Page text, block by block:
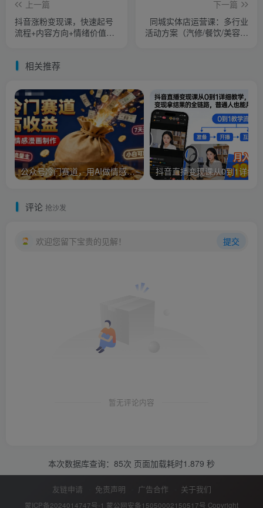
上一篇
抖音涨粉变现课，快速起号
流程+内容方向+情绪价值构
下一篇
同城实体店运营课：多行业
活动方案（汽修/餐饮/美容）
相关推荐
公众号冷门赛道，用AI做情感漫画，7天开通流量主，操作简单，小白可玩
评论 抢沙发
欢迎您留下宝贵的见解！ 提交
暂无评论内容
本次数据库查询：85次 页面加载耗时1.879 秒
友链申请 免责声明 广告合作 关于我们
蒙ICP备2024014747号-1 蒙公网安备15050002150517号 Copyright